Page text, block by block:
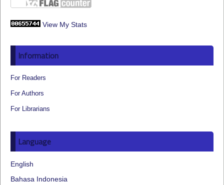
View My Stats
Information
For Readers
For Authors
For Librarians
Language
English
Bahasa Indonesia